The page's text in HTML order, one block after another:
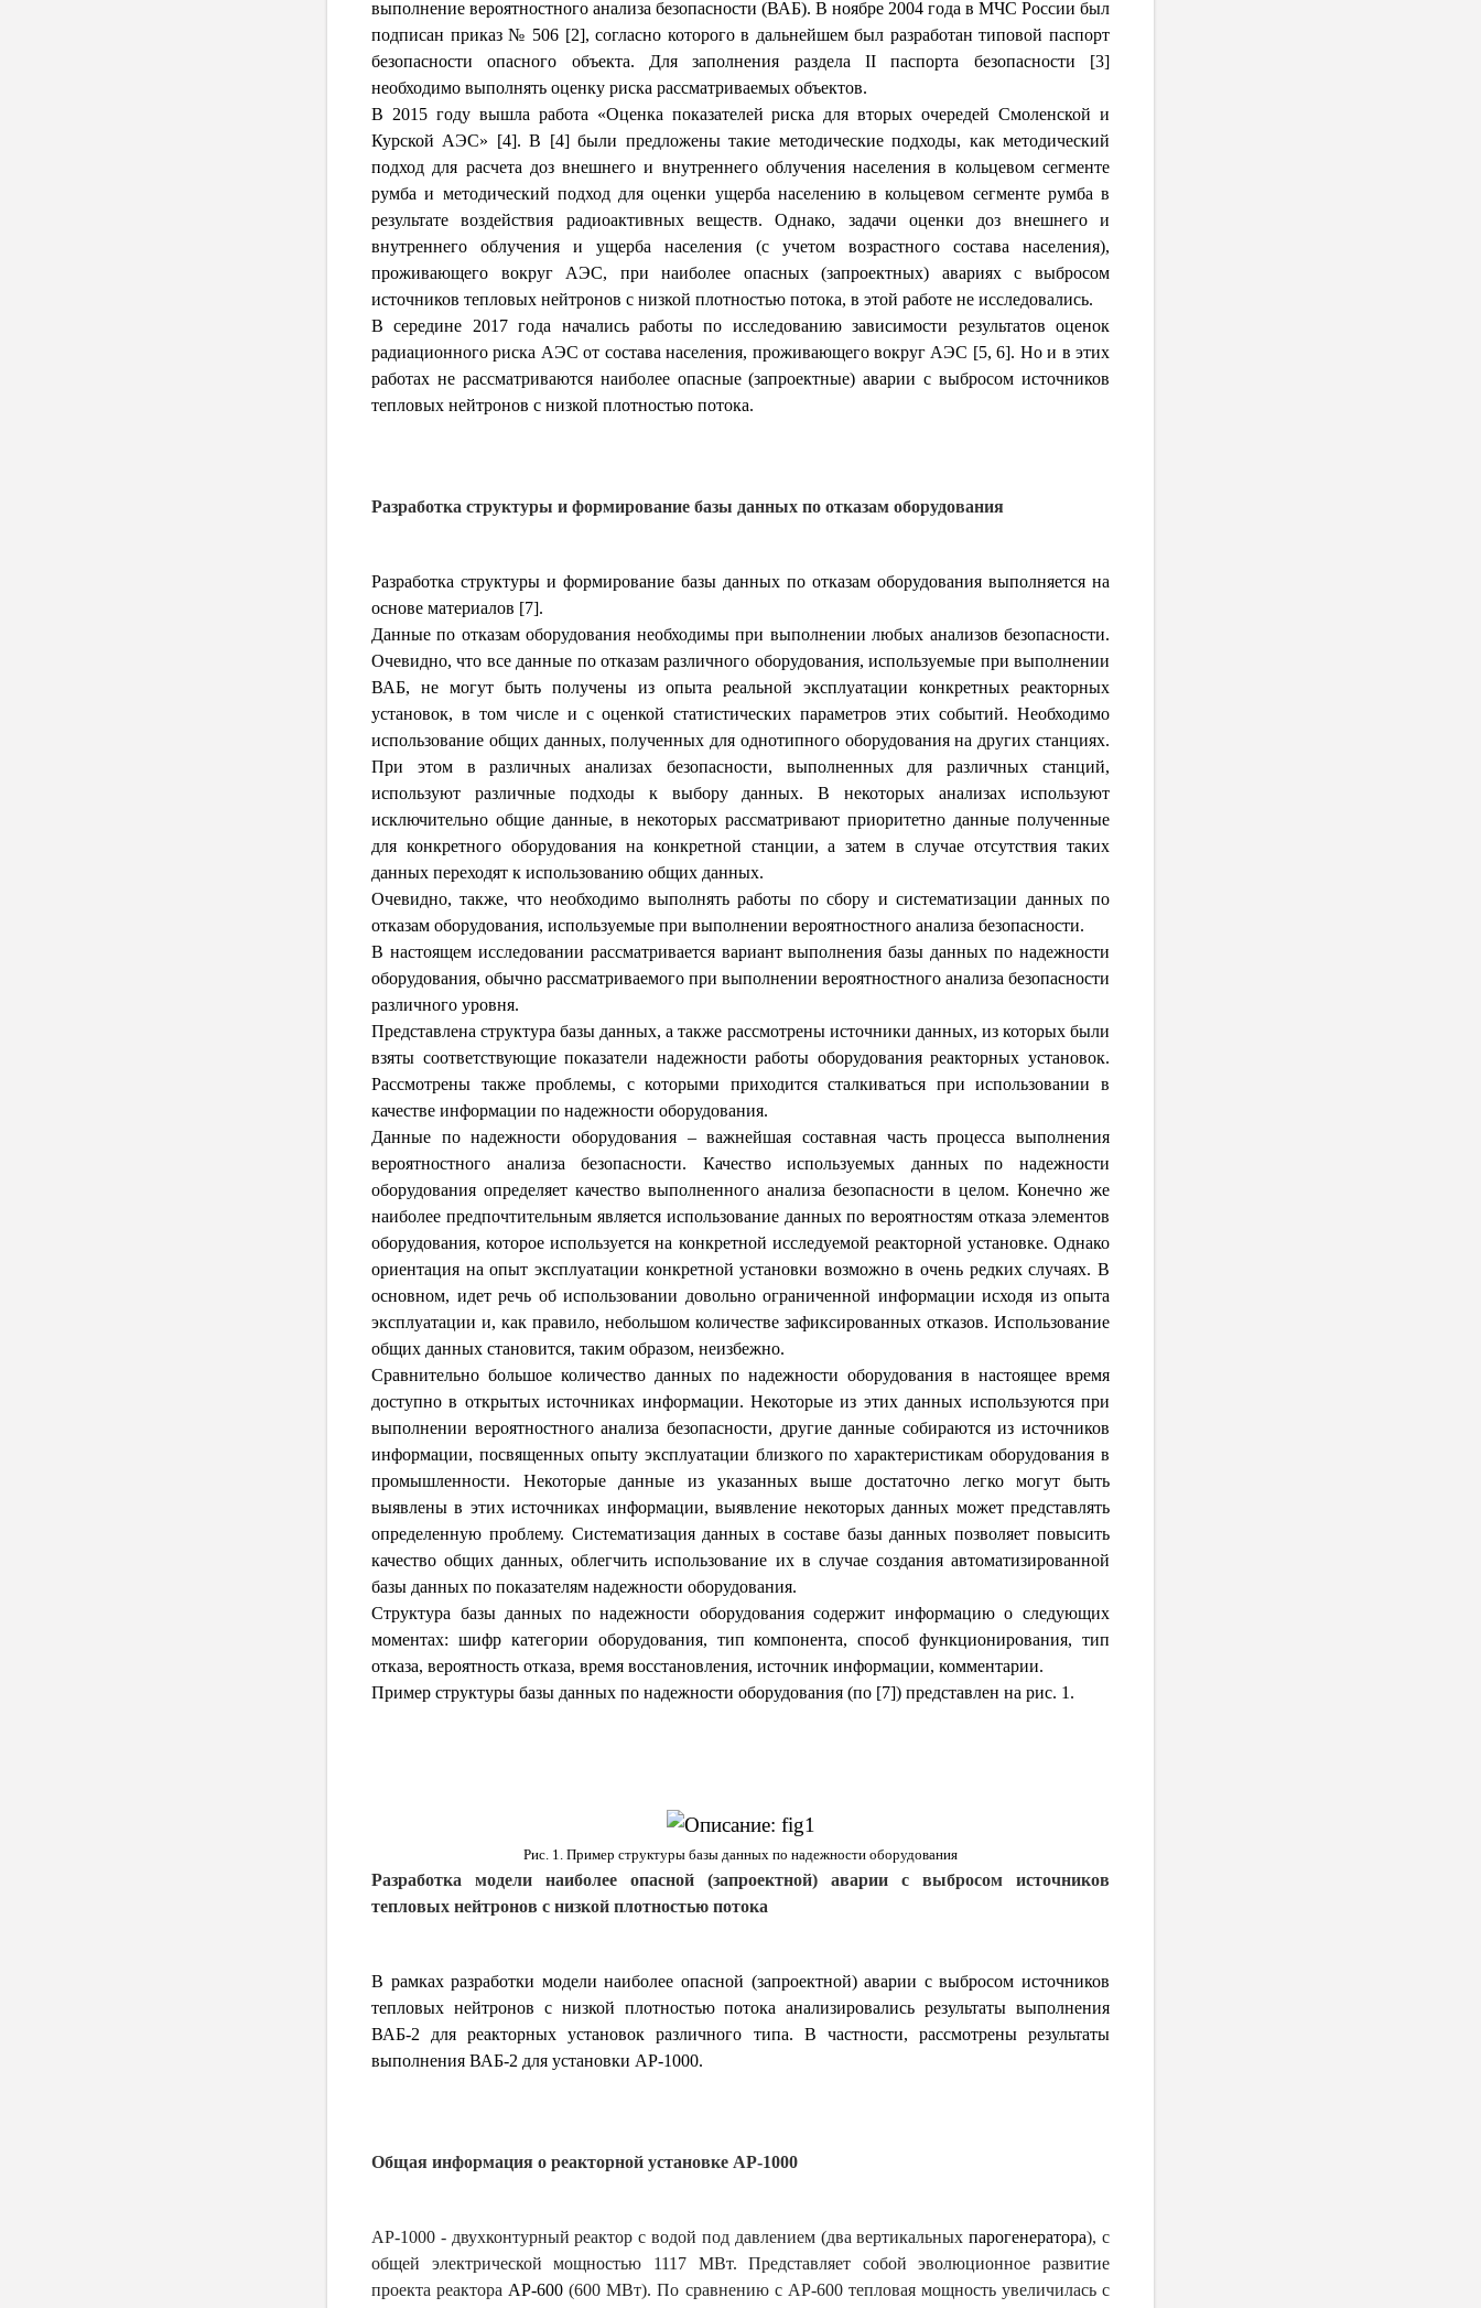
выполнение вероятностного анализа безопасности (ВАБ). В ноябре 2004 года в МЧС России был
подписан приказ№ 506 [2], согласно которого в дальнейшем был разработан типовой паспорт
безопасности опасного объекта. Для заполнения раздела II паспорта безопасности [3]
необходимо выполнять оценку риска рассматриваемых объектов.
В 2015 году вышла работа «Оценка показателей риска для вторых очередей Смолен­ской и
Курской АЭС» [4]. В [4] были предложены такие методические подходы, как методический
подход для расчета доз внешнего и внутреннего облучения населения в кольцевом сегменте
румба и методический подход для оценки ущерба населению в кольцевом сегменте румба в
результате воздействия радиоактивных веществ. Однако, задачи оценки доз внешнего и
внутреннего облучения и ущерба населения (с учетом возрастного состава населения),
проживающего вокруг АЭС, при наиболее опасных (за­проектных) авариях с выбросом
источников тепловых нейтронов с низкой плотностью потока, в этой работе не исследовались.
В середине 2017 года начались работы по исследованию зависимости результатов оценок
радиационного риска АЭС от состава населения, проживающего вокруг АЭС [5, 6]. Но и в этих
работах не рассматриваются наиболее опасные (запроектные) аварии с выбросом источников
тепловых нейтронов с низкой плотностью потока.
Разработка структуры и формирование базы данных по отказам оборудования
Разработка структуры и формирование базы данных по отказам оборудования выполняется на
основе материалов [7].
Данные по отказам оборудования необходимы при выполнении любых анализов безопасности.
Очевидно, что все данные по отказам различного оборудования, используемые при выполнении
ВАБ, не могут быть получены из опыта реальной эксплуатации конкретных реакторных
установок, в том числе и с оценкой статистических параметров этих событий. Необходимо
использование общих данных, полученных для однотипного оборудования на других станциях.
При этом в различных анализах безопасности, выполненных для различных станций,
используют различные подходы к выбору данных. В некоторых анализах используют
исключительно общие данные, в некоторых рассматривают приоритетно данные полученные
для конкретного оборудования на конкретной станции, а затем в случае отсутствия таких
данных переходят к использованию общих данных.
Очевидно, также, что необходимо выполнять работы по сбору и систематизации данных по
отказам оборудования, используемые при выполнении вероятностного анализа безопасности.
В настоящем исследовании рассматривается вариант выполнения базы данных по надежности
оборудования, обычно рассматриваемого при выполнении вероятностного анализа безопасности
различного уровня.
Представлена структура базы данных, а также рассмотрены источники данных, из которых были
взяты соответствующие показатели надежности работы оборудования реакторных установок.
Рассмотрены также проблемы, с которыми приходится сталкиваться при использовании в
качестве информации по надежности оборудования.
Данные по надежности оборудования – важнейшая составная часть процесса выполнения
вероятностного анализа безопасности. Качество используемых данных по надежности
оборудования определяет качество выполненного анализа безопасности в целом. Конечно же
наиболее предпочтительным является использование данных по вероятностям отказа элементов
оборудования, которое используется на конкретной исследуемой реакторной установке. Однако
ориентация на опыт эксплуатации конкретной установки возможно в очень редких случаях. В
основном, идет речь об использовании довольно ограниченной информации исходя из опыта
эксплуатации и, как правило, небольшом количестве зафиксированных отказов. Использование
общих данных становится, таким образом, неизбежно.
Сравнительно большое количество данных по надежности оборудования в настоящее время
доступно в открытых источниках информации. Некоторые из этих данных используются при
выполнении вероятностного анализа безопасности, другие данные собираются из источников
информации, посвященных опыту эксплуатации близкого по характеристикам оборудования в
промышленности. Некоторые данные из указанных выше достаточно легко могут быть
выявлены в этих источниках информации, выявление некоторых данных может представлять
определенную проблему. Систематизация данных в составе базы данных позволяет повысить
качество общих данных, облегчить использование их в случае создания автоматизированной
базы данных по показателям надежности оборудования.
Структура базы данных по надежности оборудования содержит информацию о следующих
моментах: шифр категории оборудования, тип компонента, способ функционирования, тип
отказа, вероятность отказа, время восстановления, источник информации, комментарии.
Пример структуры базы данных по надежности оборудования (по [7]) представлен на рис. 1.
Рис. 1. Пример структуры базы данных по надежности оборудования
Разработка модели наиболее опасной (запроектной) аварии с выбросом источников
тепловых нейтронов с низкой плотностью потока
В рамках разработки модели наиболее опасной (запроектной) аварии с выбросом источников
тепловых нейтронов с низкой плотностью потока анализировались результаты выполнения
ВАБ-2 для реакторных установок различного типа. В частности, рассмотрены результаты
выполнения ВАБ-2 для установки AP-1000.
Общая информация о реакторной установке AP-1000
AP-1000 - двухконтурный реактор с водой под давлением (два вертикальныхпарогенератора), с
общей электрической мощностью 1117 МВт. Представляет собой эволюционное развитие
проекта реактора AP-600 (600 МВт). По сравнению с AP-600 тепловая мощность увеличилась с